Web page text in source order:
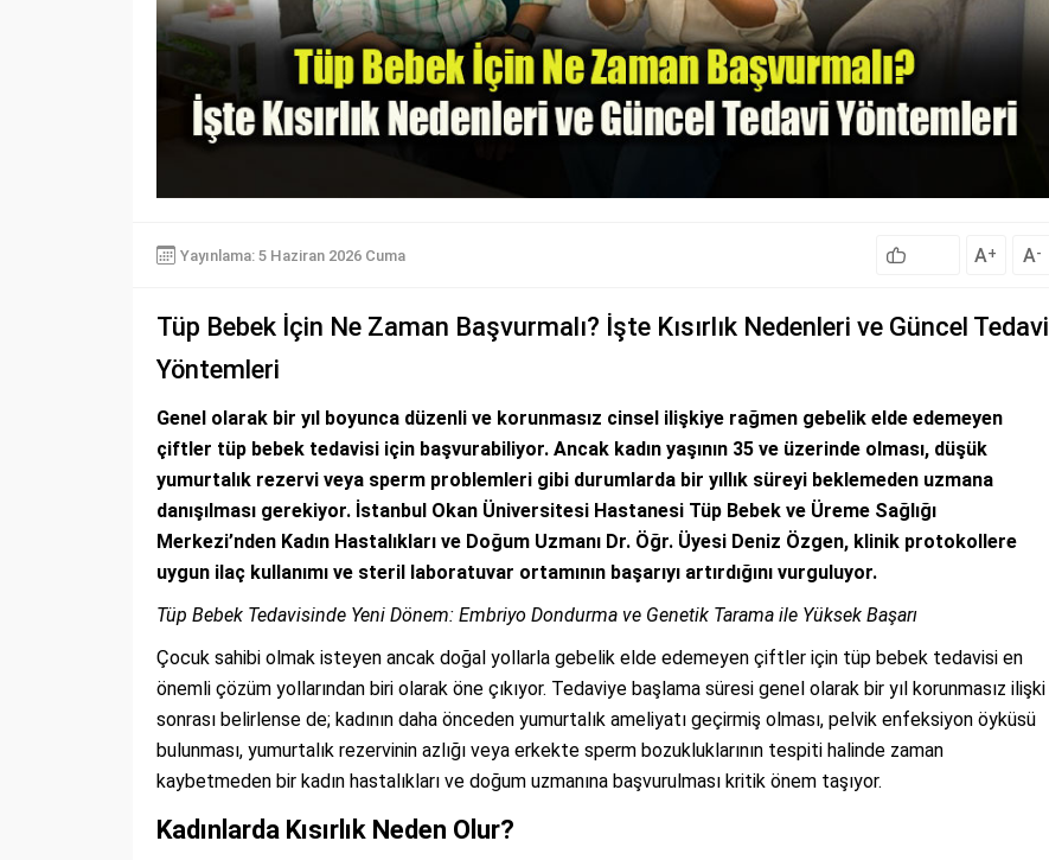
Yayınlama: 5 Haziran 2026 Cuma A+ A-
Tüp Bebek İçin Ne Zaman Başvurmalı? İşte Kısırlık Nedenleri ve Güncel Tedavi
Yöntemleri
Genel olarak bir yıl boyunca düzenli ve korunmasız cinsel ilişkiye rağmen gebelik elde edemeyen
çiftler tüp bebek tedavisi için başvurabiliyor. Ancak kadın yaşının 35 ve üzerinde olması, düşük
yumurtalık rezervi veya sperm problemleri gibi durumlarda bir yıllık süreyi beklemeden uzmana
danışılması gerekiyor. İstanbul Okan Üniversitesi Hastanesi Tüp Bebek ve Üreme Sağlığı
Merkezi’nden Kadın Hastalıkları ve Doğum Uzmanı Dr. Öğr. Üyesi Deniz Özgen, klinik protokollere
uygun ilaç kullanımı ve steril laboratuvar ortamının başarıyı artırdığını vurguluyor.
Tüp Bebek Tedavisinde Yeni Dönem: Embriyo Dondurma ve Genetik Tarama ile Yüksek Başarı
Çocuk sahibi olmak isteyen ancak doğal yollarla gebelik elde edemeyen çiftler için tüp bebek tedavisi en
önemli çözüm yollarından biri olarak öne çıkıyor. Tedaviye başlama süresi genel olarak bir yıl korunmasız ilişki
sonrası belirlense de; kadının daha önceden yumurtalık ameliyatı geçirmiş olması, pelvik enfeksiyon öyküsü
bulunması, yumurtalık rezervinin azlığı veya erkekte sperm bozukluklarının tespiti halinde zaman
kaybetmeden bir kadın hastalıkları ve doğum uzmanına başvurulması kritik önem taşıyor.
Kadınlarda Kısırlık Neden Olur?